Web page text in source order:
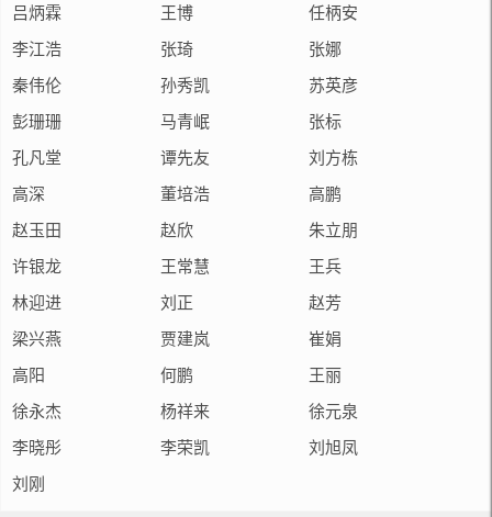
吕炳霖
王博
任柄安
李江浩
张琦
张娜
秦伟伦
孙秀凯
苏英彦
彭珊珊
马青岷
张标
孔凡堂
谭先友
刘方栋
高深
董培浩
高鹏
赵玉田
赵欣
朱立朋
许银龙
王常慧
王兵
林迎进
刘正
赵芳
梁兴燕
贾建岚
崔娟
高阳
何鹏
王丽
徐永杰
杨祥来
徐元泉
李晓彤
李荣凯
刘旭凤
刘刚